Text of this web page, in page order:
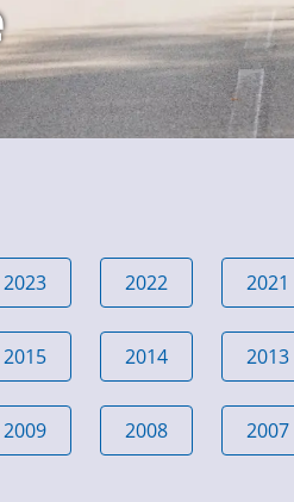
2023 2022 2021
2015 2014 2013
2009 2008 2007